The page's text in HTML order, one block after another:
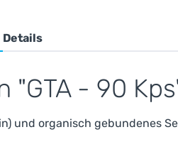
Details
- 90
und organisch gebundenes